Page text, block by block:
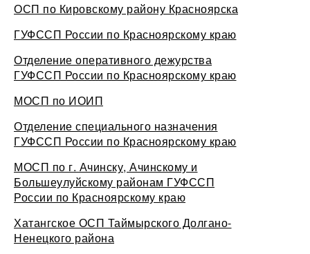
ОСП по Кировскому району Красноярска
ГУФССП России по Красноярскому краю
Отделение оперативного дежурства
ГУФССП России по Красноярскому краю
МОСП по ИОИП
Отделение специального назначения
ГУФССП России по Красноярскому краю
МОСП по г. Ачинску, Ачинскому и
Большеулуйскому районам ГУФССП
России по Красноярскому краю
Хатангское ОСП Таймырского Долгано-
Ненецкого района